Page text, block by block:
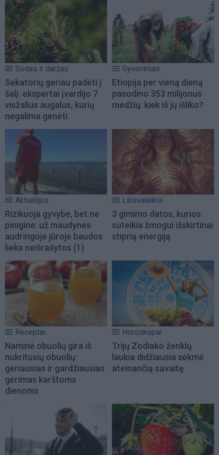
Sodas ir daržas
Sekatorių geriau padėti į
šalį: ekspertai įvardijo 7
visžalius augalus, kurių
negalima genėti
Gyvenimas
Etiopija per vieną dieną
pasodino 353 milijonus
medžių: kiek iš jų išliko?
Aktualijos
Rizikuoja gyvybe, bet ne
pinigine: už maudynes
audringoje jūroje baudos
lieka neišrašytos (1)
Laisvalaikis
3 gimimo datos, kurios
suteikia žmogui išskirtinai
stiprią energiją
Receptai
Naminė obuolių gira iš
nukritusių obuolių:
geriausias ir gardžiausias
gėrimas karštoms
dienoms
Horoskopai
Trijų Zodiako ženklų
laukia didžiausia sėkmė
ateinančią savaitę